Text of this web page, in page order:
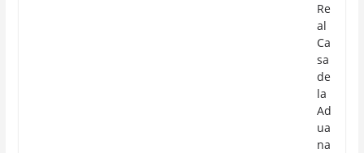
Re
al
Ca
sa
de
la
Ad
ua
na